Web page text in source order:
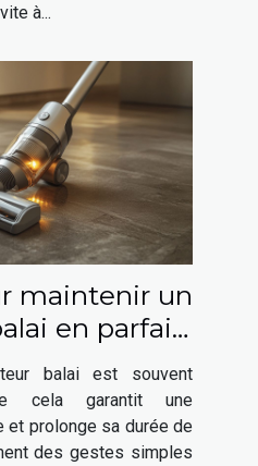
à...
maintenir un
en parfait
état
balai est souvent
cela garantit une
et prolonge sa durée de
des gestes simples